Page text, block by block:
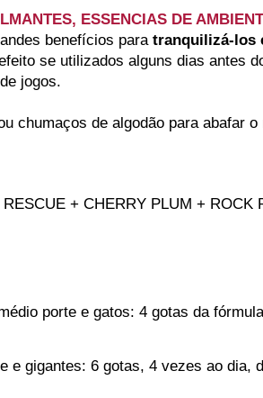
ESSENCIAS DE
benefícios paratranquilizá-los
se utilizados alguns dias antes
jogos.
chumaços de algodão para abafar
+ CHERRY PLUM + ROCK
porte e gatos: 4 gotas da
e gigantes: 6 gotas, 4 vezes ao dia,